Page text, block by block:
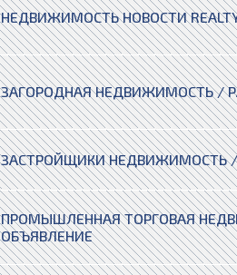
НЕДВИЖИМОСТЬ НОВОСТИ
ЗАГОРОДНАЯ НЕДВИЖИМОСТЬ /
ЗАСТРОЙЩИКИ НЕДВИЖИМОСТЬ
ПРОМЫШЛЕННАЯ ТОРГОВАЯ
ОБЪЯВЛЕНИЕ